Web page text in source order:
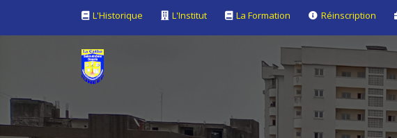
L'Historique L'Institut La Formation Réinscription